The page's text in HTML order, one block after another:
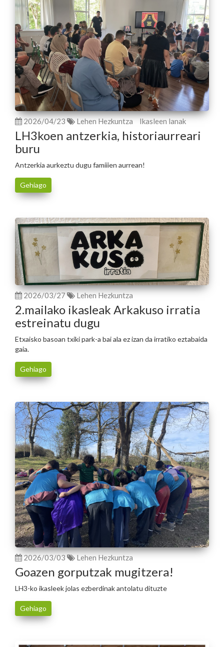
2026/04/23 Lehen Hezkuntza Ikasleen lanak
LH3koen antzerkia, historiaurreari
buru
Antzerkia aurkeztu dugu famiiien aurrean!
Gehiago
2026/03/27 Lehen Hezkuntza
2.mailako ikasleak Arkakuso irratia
estreinatu dugu
Etxaisko basoan txiki park-a bai ala ez izan da irratiko eztabaida
gaia.
Gehiago
2026/03/03 Lehen Hezkuntza
Goazen gorputzak mugitzera!
LH3-ko ikasleek jolas ezberdinak antolatu dituzte
Gehiago